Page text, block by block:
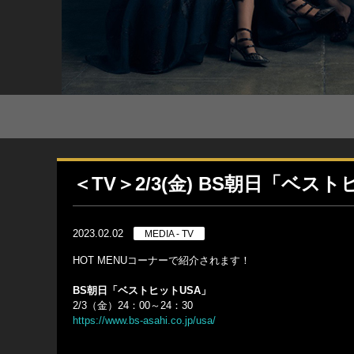
＜TV＞2/3(金) BS朝日「ベスト
2023.02.02 MEDIA - TV
HOT MENUコーナーで紹介されます！
BS朝日「ベストヒットUSA」
2/3（金）24：00～24：30
https://www.bs-asahi.co.jp/usa/